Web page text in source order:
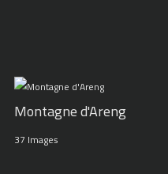
Montagne d'Areng
37 Images